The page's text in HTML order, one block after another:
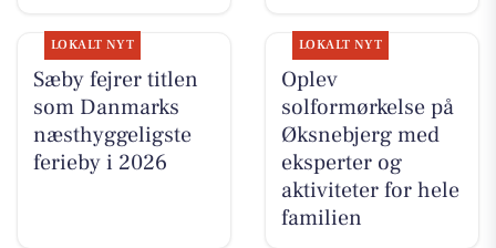
LOKALT NYT
Sæby fejrer titlen
som Danmarks
næsthyggeligste
ferieby i 2026
LOKALT NYT
Oplev
solformørkelse på
Øksnebjerg med
eksperter og
aktiviteter for hele
familien